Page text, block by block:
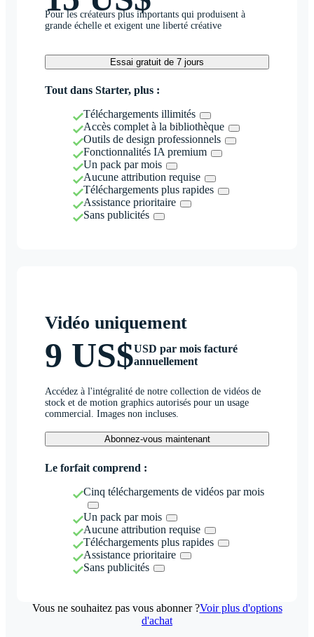
Pour les créateurs plus importants qui produisent à
grande échelle et exigent une liberté créative
Essai gratuit de 7 jours
Tout dans Starter, plus :
Téléchargements illimités
Accès complet à la bibliothèque
Outils de design professionnels
Fonctionnalités IA premium
Un pack par mois
Aucune attribution requise
Téléchargements plus rapides
Assistance prioritaire
Sans publicités
Vidéo uniquement
9 US$USD par mois facturé
annuellement
Accédez à l'intégralité de notre collection de vidéos de
stock et de motion graphics autorisés pour un usage
commercial. Images non incluses.
Abonnez-vous maintenant
Le forfait comprend :
Cinq téléchargements de vidéos par mois
Un pack par mois
Aucune attribution requise
Téléchargements plus rapides
Assistance prioritaire
Sans publicités
Vous ne souhaitez pas vous abonner ?Voir plus d'options
d'achat